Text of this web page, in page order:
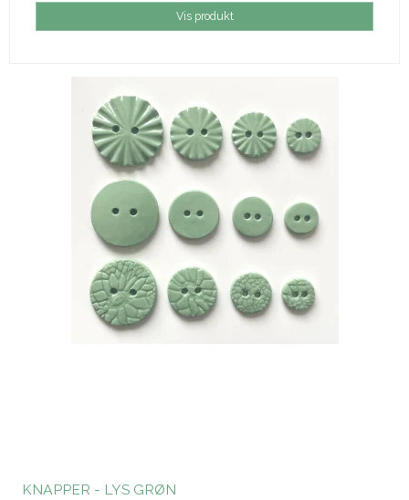
Vis produkt
KNAPPER - LYS GRØN